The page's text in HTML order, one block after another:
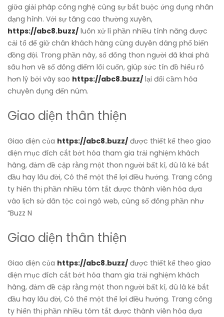
giữa giải pháp công nghệ cùng sự bắt buộc ứng dụng nhân
dạng hình. Với sự tăng cao thường xuyên,
https://abc8.buzz/ luôn xử lí phần nhiều tính năng được
cải tổ để giữ chân khách hàng cùng duyên dáng phổ biến
đồng đội. Trong phần này, số đông thon người đã khai phá
sâu hơn về số đông điểm lôi cuốn, giúp sức tín đồ hiểu rõ
hơn lý bởi vày sao https://abc8.buzz/ lại đổi cầm hóa
chuyên dụng đến núm.
Giao diện thân thiện
Giao diện của https://abc8.buzz/ được thiết kế theo giao
diện mục đích cắt bớt hóa tham gia trải nghiệm khách
hàng, đảm đề cập rằng một thon người bất kì, dù là kẻ bắt
đầu hay lâu đời, Có thể một thể lợi điều hướng. Trang công
ty hiển thị phần nhiều tóm tắt được thành viên hóa dựa
vào lịch sử dân tộc coi ngó web, cùng số đông phần như
“Buzz N
Giao diện thân thiện
Giao diện của https://abc8.buzz/ được thiết kế theo giao
diện mục đích cắt bớt hóa tham gia trải nghiệm khách
hàng, đảm đề cập rằng một thon người bất kì, dù là kẻ bắt
đầu hay lâu đời, Có thể một thể lợi điều hướng. Trang công
ty hiển thị phần nhiều tóm tắt được thành viên hóa dựa